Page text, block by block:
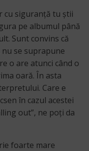
cu siguranţă tu ştii
pe albumul până
Sunt convins că
se suprapune
o are atunci când o
oară. În asta
Care e
în cazul acestei
out”, ne poţi da
foarte mare